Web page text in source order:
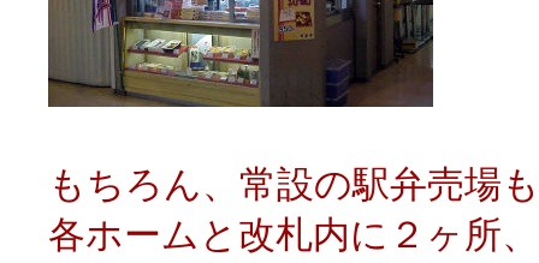
もちろん、常設の駅弁売場
各ホームと改札内に２ヶ所